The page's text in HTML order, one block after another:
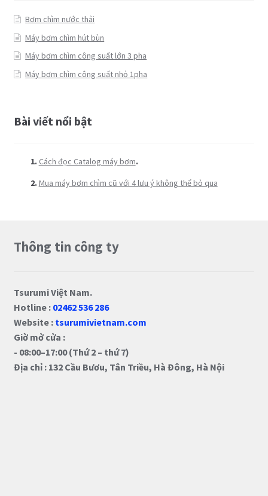
Bơm chìm nước thải
Máy bơm chìm hút bùn
Máy bơm chìm công suất lớn 3 pha
Máy bơm chìm công suất nhỏ 1pha
Bài viết nổi bật
Cách đọc Catalog máy bơm.
Mua máy bơm chìm cũ với 4 lưu ý không thể bỏ qua
Thông tin công ty
Tsurumi Việt Nam.
Hotline : 02462 536 286
Website : tsurumivietnam.com
Giờ mở cửa :
- 08:00–17:00 (Thứ 2 – thứ 7)
Địa chỉ : 132 Cầu Bươu, Tân Triều, Hà Đông, Hà Nội